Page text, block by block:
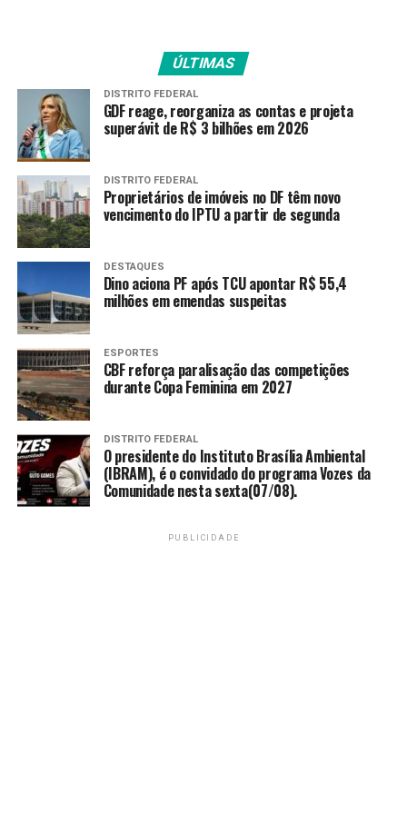
“Atualmente, cinco
pacientes já são
beneficiados, o que lhes
permite conciliar o cuidado
com a saúde e suas rotinas
de trabalho e lazer”,
pontuou.
Para o diretor administrativo da Policlínica Estadual de
Quirinópolis, Ricardo Martins, a implantação do serviço
representa a ampliação do acesso ao tratamento
especializado na região.
“Com a implantação da
diálise peritoneal,
ampliamos o cuidado aos
pacientes renais e
fortalecemos a assistência
ÚLTIMAS
DISTRITO FEDERAL
GDF reage, reorganiza as contas e projeta
superávit de R$ 3 bilhões em 2026
DISTRITO FEDERAL
Proprietários de imóveis no DF têm novo
vencimento do IPTU a partir de segunda
DESTAQUES
Dino aciona PF após TCU apontar R$ 55,4
milhões em emendas suspeitas
ESPORTES
CBF reforça paralisação das competições
durante Copa Feminina em 2027
DISTRITO FEDERAL
O presidente do Instituto Brasília Ambiental
(IBRAM), é o convidado do programa Vozes da
Comunidade nesta sexta(07/08).
PUBLICIDADE